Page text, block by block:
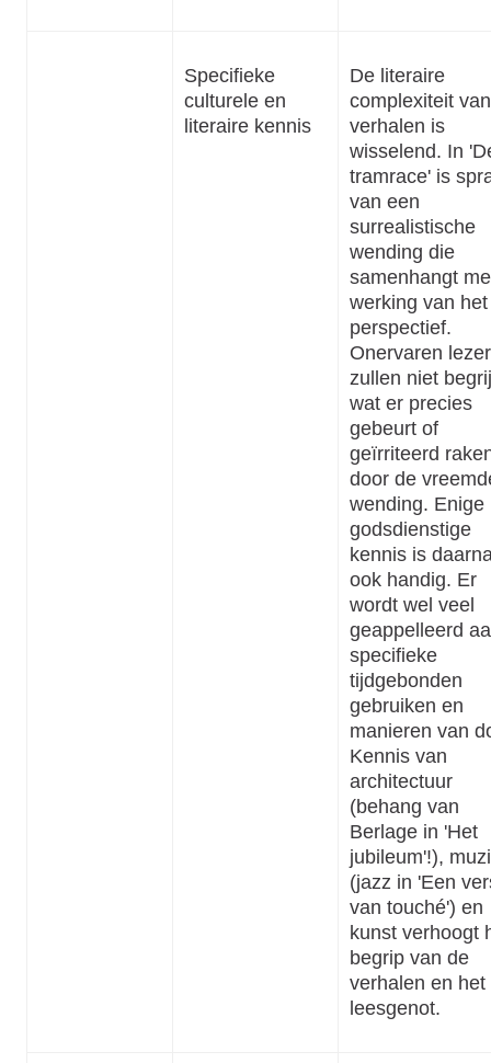
Specifieke
culturele en
literaire kennis
De literaire
complexiteit
verhalen is
wisselend. In
tramrace' is
van een
surrealistische
wending die
samenhangt
werking van het
perspectief.
Onervaren
zullen niet
wat er precies
gebeurt of
geïrriteerd
door de
wending. Enige
godsdienstige
kennis is
ook handig. Er
wordt wel veel
geappelleerd
specifieke
tijdgebonden
gebruiken en
manieren van
Kennis van
architectuur
(behang van
Berlage in 'Het
jubileum'!),
(jazz in 'Een
van touché') en
kunst verhoogt
begrip van de
verhalen en het
leesgenot.